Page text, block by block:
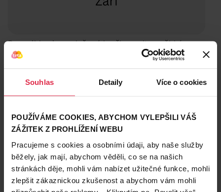
Souhlas Detaily Více o cookies
POUŽÍVÁME COOKIES, ABYCHOM VYLEPŠILI VÁŠ
ZÁŽITEK Z PROHLÍŽENÍ WEBU
Pracujeme s cookies a osobními údaji, aby naše služby
běžely, jak mají, abychom věděli, co se na našich
stránkách děje, mohli vám nabízet užitečné funkce, mohli
zlepšit zákaznickou zkušenost a abychom vám mohli
Bouncibles jsou plyšové hračky s ultra měkkým
povrchem a designovými detaily. Využívají prémiové
překvapovat. Pocházejí z kouzelného světa
očích a zvědavostí v tlapkách. Miluje schoulit se na
útulných místech, honit peříčka a sledovat, jak se
Narozeniny: 22. září
• Vyrobeno z prémiových materiálů s ultra jemným
povrchem a odolnými tkaninami
• Obsahuje precizně provedené detaily přizpůsobené